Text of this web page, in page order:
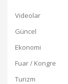
Videolar
Güncel
Ekonomi
Fuar / Kongre
Turizm